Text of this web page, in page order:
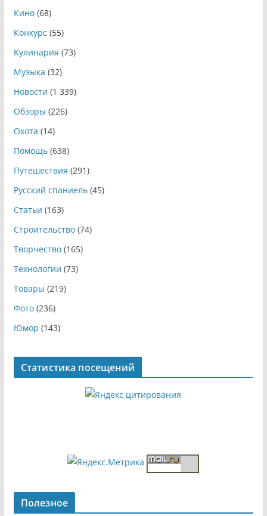
Кино(68)
Конкурс (55)
Кулинария (73)
Музыка (32)
Новости (1 339)
Обзоры (226)
Охота (14)
Помощь(638)
Путешествия (291)
Русский спаниель(45)
Статьи (163)
Строительство(74)
Творчество(165)
Технологии (73)
Товары (219)
Фото(236)
Юмор (143)
Статистика посещений
Полезное